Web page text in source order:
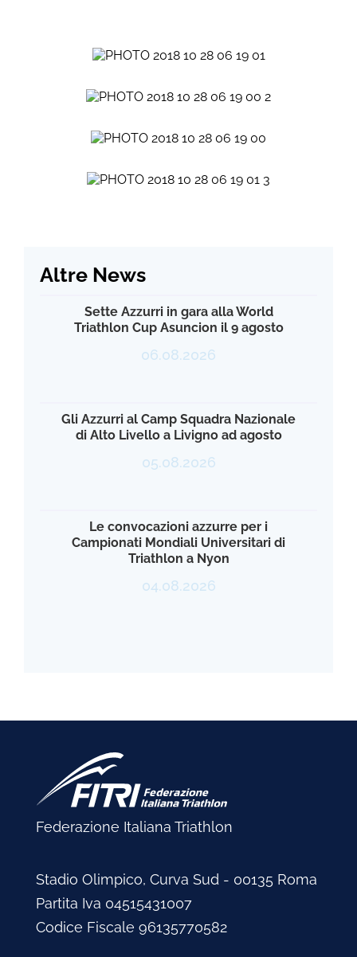
Altre News
Sette Azzurri in gara alla World
Triathlon Cup Asuncion il 9 agosto
06.08.2026
Gli Azzurri al Camp Squadra Nazionale
di Alto Livello a Livigno ad agosto
05.08.2026
Le convocazioni azzurre per i
Campionati Mondiali Universitari di
Triathlon a Nyon
04.08.2026
Federazione Italiana Triathlon
Stadio Olimpico, Curva Sud - 00135 Roma
Partita Iva 04515431007
Codice Fiscale 96135770582